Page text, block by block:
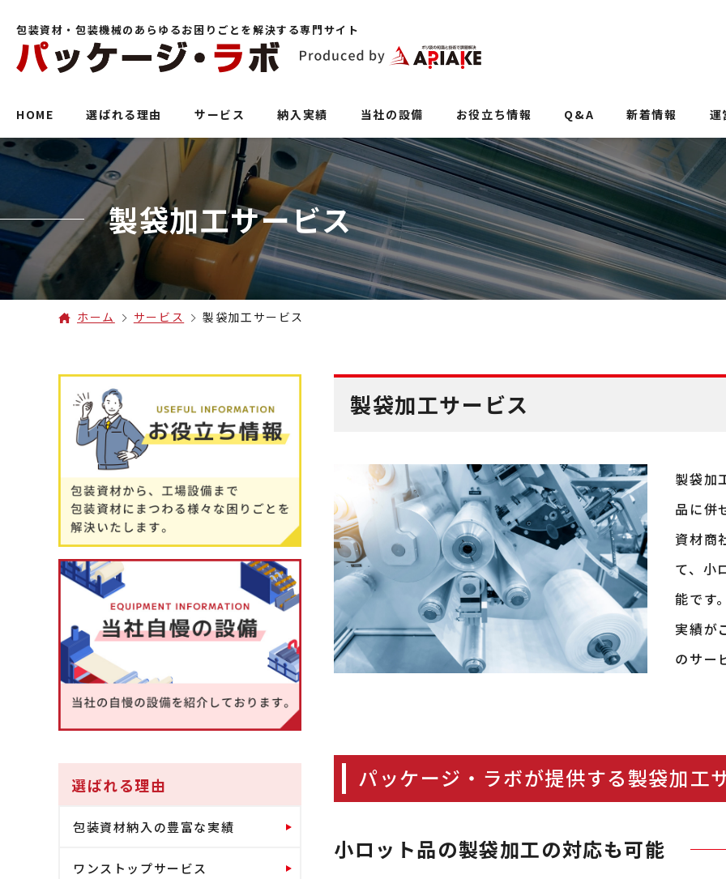
包装資材・包装機械のあらゆるお困りごとを解決する専門サイト
HOME 選ばれる理由 サービス 納入実績 当社の設備 お役立ち情報 Q&A 新着情報 運
製袋加工サービス
ホーム サービス 製袋加工サービス
製袋加工サービス
製袋加
品に併
資材商
て、小
能です
実績が
のサー
パッケージ・ラボが提供する製袋加工
小ロット品の製袋加工の対応も可能
選ばれる理由
包装資材納入の豊富な実績
ワンストップサービス